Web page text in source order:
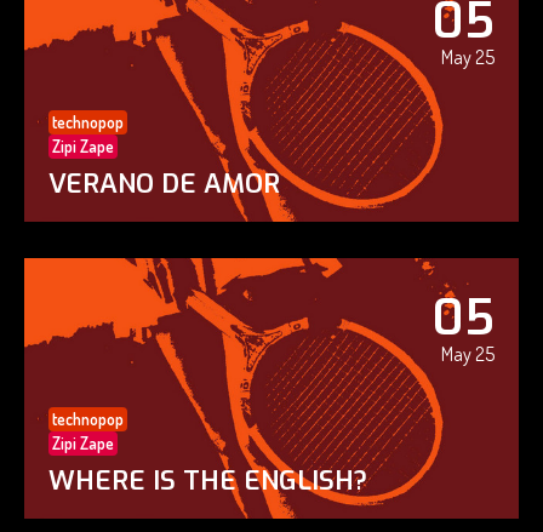
05
May 25
technopop
Zipi Zape
VERANO DE AMOR
05
May 25
technopop
Zipi Zape
WHERE IS THE ENGLISH?